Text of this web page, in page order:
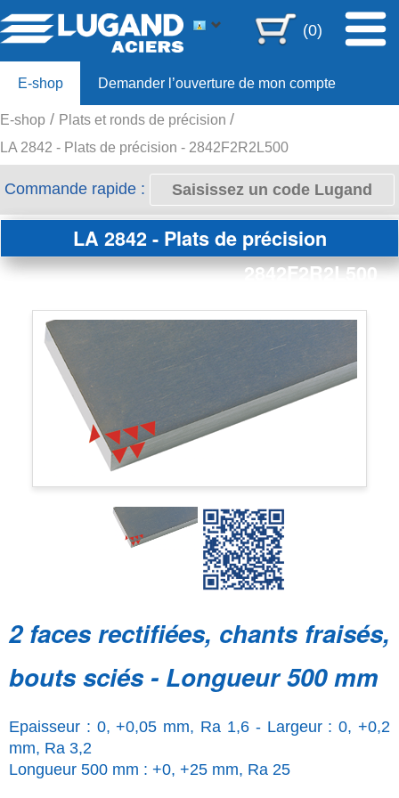
(0)
E-shop Demander l’ouverture de mon compte
Offre 80ans
E-shop
Plats et ronds de précision
LA 2842 - Plats de précision - 2842F2R2L500
Commande rapide :
LA 2842 - Plats de précision
2842F2R2L500
2 faces rectifiées, chants fraisés,
bouts sciés - Longueur 500 mm
Epaisseur : 0, +0,05 mm, Ra 1,6 - Largeur : 0, +0,2
mm, Ra 3,2
Longueur 500 mm : +0, +25 mm, Ra 25